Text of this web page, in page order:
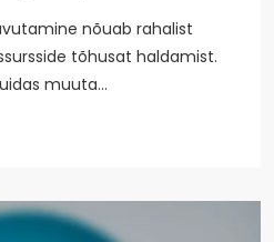
nõuab rahalist
tõhusat haldamist.
muuta…